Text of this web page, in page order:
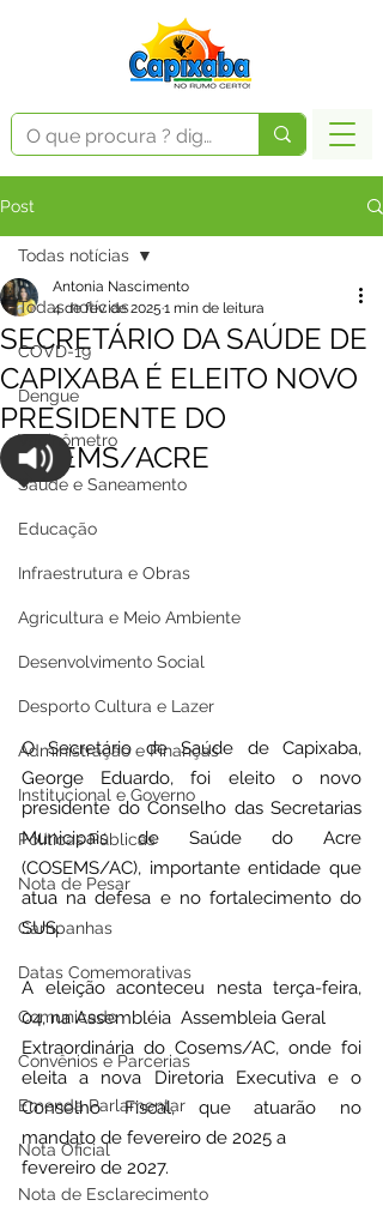
Post
Todas notícias
COVD-19
Dengue
Vacinômetro
Saúde e Saneamento
Educação
Infraestrutura e Obras
Agricultura e Meio Ambiente
Desenvolvimento Social
Desporto Cultura e Lazer
Administração e Finanças
Institucional e Governo
Políticas Públicas
Nota de Pesar
Campanhas
Datas Comemorativas
Comunicado
Convênios e Parcerias
Emenda Parlamentar
Nota Oficial
Nota de Esclarecimento
Todas notícias
SECRETÁRIO DA SAÚDE DE
CAPIXABA É ELEITO NOVO
PRESIDENTE DO
COSEMS/ACRE
Antonia Nascimento
4 de fev. de 2025 1 min de leitura
O Secretário de Saúde de Capixaba,
George Eduardo, foi eleito o novo
presidente do Conselho das Secretarias
Municipais de Saúde do Acre
(COSEMS/AC), importante entidade que
atua na defesa e no fortalecimento do
SUS.
A eleição aconteceu nesta terça-feira,
04, na Assembléia  Assembleia Geral
Extraordinária do Cosems/AC, onde foi
eleita a nova Diretoria Executiva e o
Conselho Fiscal, que atuarão no
mandato de fevereiro de 2025 a
fevereiro de 2027.